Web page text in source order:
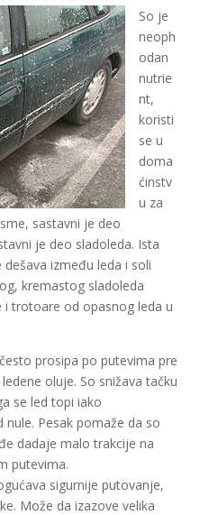
So je
neoph
odan
nutrie
nt,
koristi
se u
doma
ćinstv
u za
sastavni je deo
je deo sladoleda. Ista
između leda i soli
kremastog sladoleda
i trotoare od opasnog leda u
prosipa po putevima pre
oluje. So snižava tačku
se led topi iako
Pesak pomaže da so
dadaje malo trakcije na
putevima.
sigurnije putovanje,
Može da izazove velika